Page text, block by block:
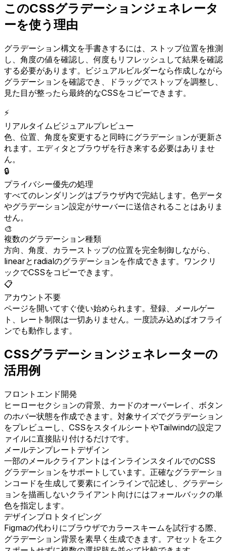
このCSSグラデーションジェネレータ
ーを使う理由
グラデーション構文を手書きするには、ストップ位置を推測
し、角度の値を確認し、何度もリフレッシュして結果を確認
する必要があります。ビジュアルビルダーなら作成しながら
グラデーションを確認でき、ドラッグでストップを調整し、
見た目が整ったら最終的なCSSをコピーできます。
⚡
リアルタイムビジュアルプレビュー
色、位置、角度を変更すると同時にグラデーションが更新さ
れます。エディタとブラウザを行き来する必要はありませ
ん。
🔒
プライバシー優先の処理
すべてのレンダリングはブラウザ内で完結します。色データ
やグラデーション設定がサーバーに送信されることはありま
せん。
🎨
複数のグラデーション種類
方向、角度、カラーストップの位置を完全制御しながら、
linearとradialのグラデーションを作成できます。ワンクリ
ックでCSSをコピーできます。
📋
アカウント不要
ページを開いてすぐ使い始められます。登録、メールゲー
ト、レート制限は一切ありません。一度読み込めばオフライ
ンでも動作します。
CSSグラデーションジェネレーターの
活用例
フロントエンド開発
ヒーローセクションの背景、カードのオーバーレイ、ボタン
のホバー状態を作成できます。対象サイズでグラデーション
をプレビューし、CSSをスタイルシートやTailwindの設定フ
ァイルに直接貼り付けるだけです。
メールテンプレートデザイン
一部のメールクライアントはインラインスタイルでのCSS
グラデーションをサポートしています。正確なグラデーショ
ンコードを生成して要素にインラインで記述し、グラデーシ
ョンを描画しないクライアント向けにはフォールバックの単
色を指定します。
デザインプロトタイピング
Figmaの代わりにブラウザでカラースキームを試行する際、
グラデーション背景を素早く生成できます。アセットをエク